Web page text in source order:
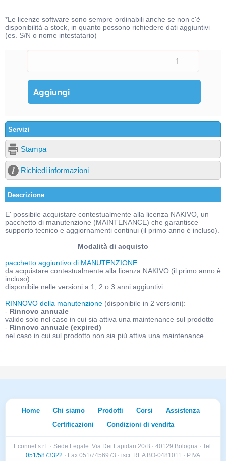
*Le licenze software sono sempre ordinabili anche se non c'è
disponibilità a stock, in quanto possono richiedere dati aggiuntivi
(es. S/N o nome intestatario)
Servizi
Stampa
Richiedi informazioni
Descrizione
E' possibile acquistare contestualmente alla licenza NAKIVO, un
pacchetto di manutenzione (MAINTENANCE) che garantisce
supporto tecnico e aggiornamenti continui (il primo anno è incluso).
Modalità di acquisto
pacchetto aggiuntivo di MANUTENZIONE
da acquistare contestualmente alla licenza NAKIVO (il primo anno è
incluso)
disponibile nelle versioni a 1, 2 o 3 anni aggiuntivi
RINNOVO della manutenzione (disponibile in 2 versioni):
- Rinnovo annuale
valido solo nel caso in cui sia attiva una maintenance sul prodotto
- Rinnovo annuale (expired)
nel caso in cui sul prodotto non sia più attiva una maintenance
Home Chi siamo Prodotti Corsi
Assistenza
Certificazioni
Condizioni di vendita
Econnet s.r.l. · Sede Legale: Via Dei Lapidari 20/B · 40129 Bologna · Tel.
051/5873322 · Fax 051/7456973 · iscr. REA BO-0481011 · P.IVA